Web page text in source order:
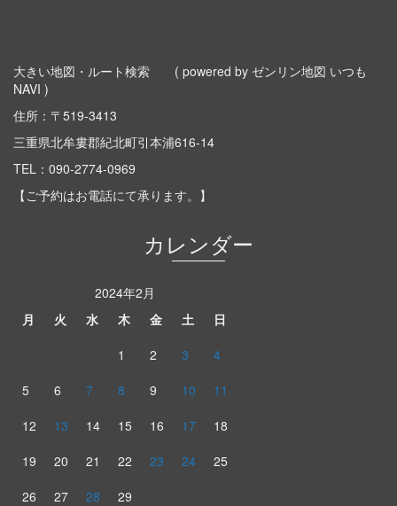
大きい地図・ルート検索
( powered by ゼンリン地図 いつも
NAVI )
住所：〒519-3413
三重県北牟婁郡紀北町引本浦616-14
TEL： 090-2774-0969
【ご予約はお電話にて承ります。】
カレンダー
2024年2月
月
火 水 木 金 土
日
1
2 3
4
5
6 7 8 9 10
11
12
13 14 15 16 17
18
19
20 21 22 23 24
25
26
27 28
29